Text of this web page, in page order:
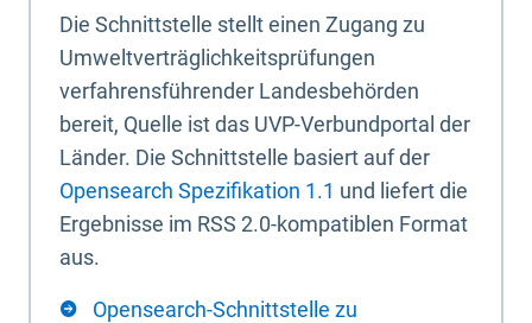
Die Schnittstelle stellt einen Zugang zu
Umweltverträglichkeitsprüfungen
verfahrensführender Landesbehörden
bereit, Quelle ist das UVP-Verbundportal der
Länder. Die Schnittstelle basiert auf der
Opensearch Spezifikation 1.1 und liefert die
Ergebnisse im RSS 2.0-kompatiblen Format
aus.
Opensearch-Schnittstelle zu